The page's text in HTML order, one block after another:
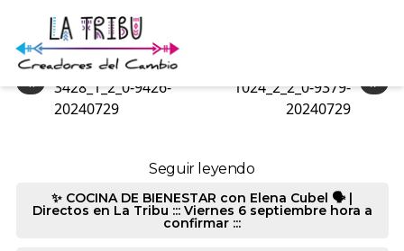
3425_3_2_2-9379-20240729
«
3428_1_2_0-9426-
20240729
»
1024_2_2_0-9379-
20240729
Seguir leyendo
✨ COCINA DE BIENESTAR con Elena Cubel 🗣️ |
Directos en La Tribu ::: Viernes 6 septiembre hora a
confirmar :::